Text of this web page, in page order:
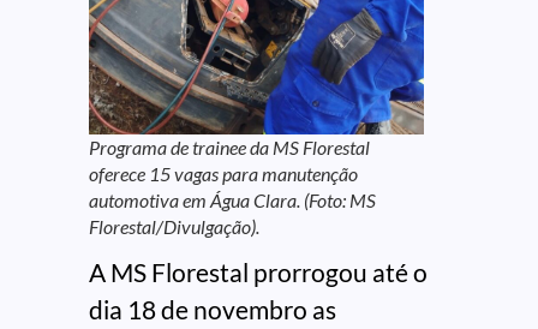
Programa de trainee da MS Florestal
oferece 15 vagas para manutenção
automotiva em Água Clara. (Foto: MS
Florestal/Divulgação).
A MS Florestal prorrogou até o
dia 18 de novembro as